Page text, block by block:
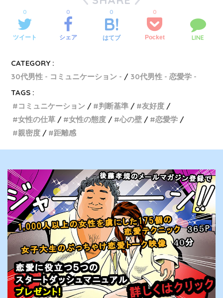
ツイート
0
シェア
0
はてブ
0
Pocket
0
LINE
CATEGORY :
30代男性 - コミュニケーション -
30代男性 - 恋愛学 -
TAGS :
コミュニケーション
判断基準
友好度
女性の仕草
女性の態度 心の壁
恋愛学
親密度
距離感